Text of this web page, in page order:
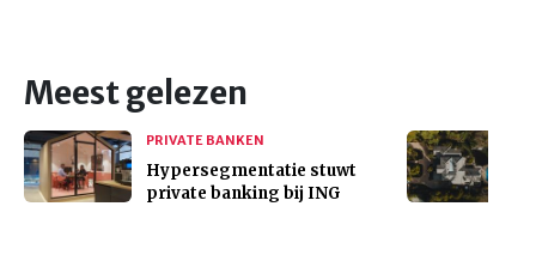
Meest gelezen
PRIVATE BANKEN
Hypersegmentatie stuwt
private banking bij ING